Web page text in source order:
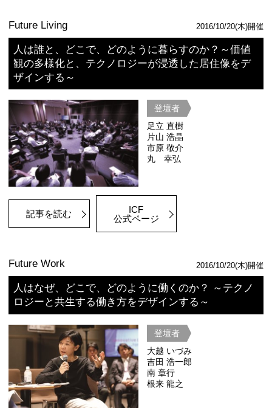
記事を読む
プレセミナー第3回
「都市のエリア開発」から考える東
ィティの多様性
太田 雅文
御厨 宏靖
記事を読む
ICF2018 都市戦略セッション